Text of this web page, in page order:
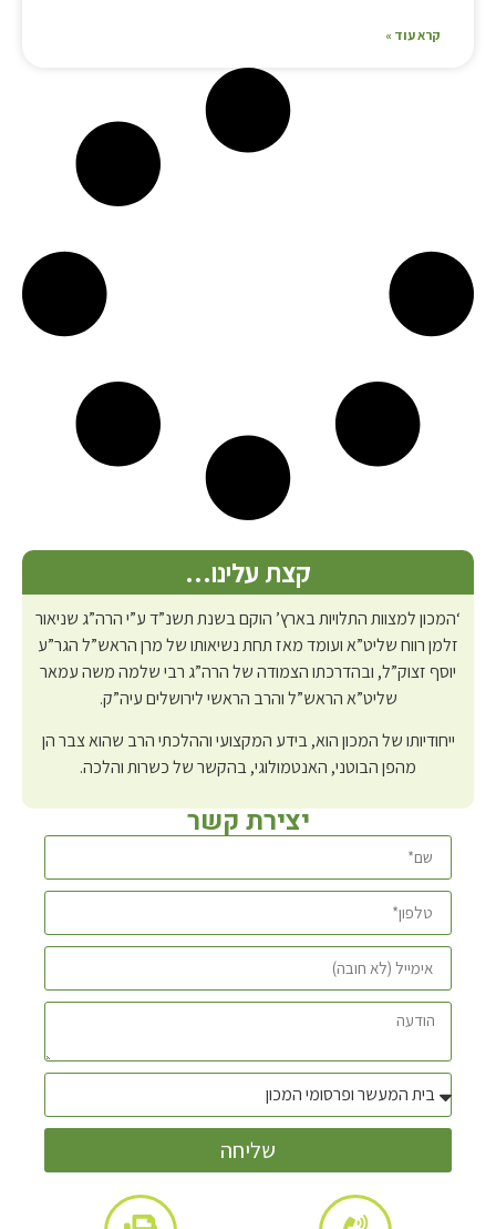
קרא עוד »
קצת עלינו…
‘המכון למצוות התלויות בארץ’ הוקם בשנת תשנ”ד ע”י הרה”ג שניאור
זלמן רווח שליט”א ועומד מאז תחת נשיאותו של מרן הראש”ל הגר”ע
יוסף זצוק”ל, ובהדרכתו הצמודה של הרה”ג רבי שלמה משה עמאר
שליט”א הראש”ל והרב הראשי לירושלים עיה”ק.
ייחודיותו של המכון הוא, בידע המקצועי וההלכתי הרב שהוא צבר הן
מהפן הבוטני, האנטמולוגי, בהקשר של כשרות והלכה.
יצירת קשר
שליחה